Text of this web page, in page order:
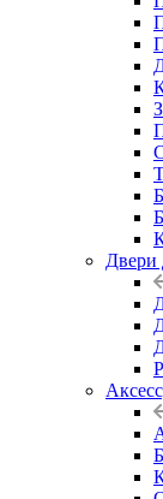
Двери